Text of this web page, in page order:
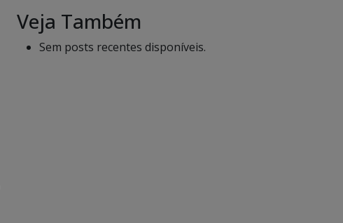
Veja Também
Sem posts recentes disponíveis.